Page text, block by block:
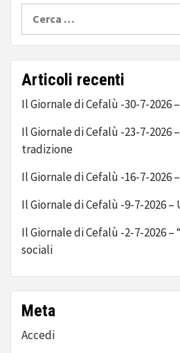
Articoli recenti
Il Giornale di Cefalù -30-7-2026
Il Giornale di Cefalù -23-7-2026
tradizione
Il Giornale di Cefalù -16-7-2026
Il Giornale di Cefalù -9-7-2026
Il Giornale di Cefalù -2-7-2026 –
sociali
Meta
Accedi